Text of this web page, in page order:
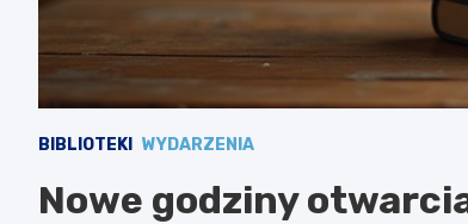
BIBLIOTEKI WYDARZENIA
Nowe godziny